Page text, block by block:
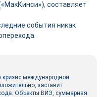
составляет
события никак
международной
заставит
Объекты ВИЭ, суммарная